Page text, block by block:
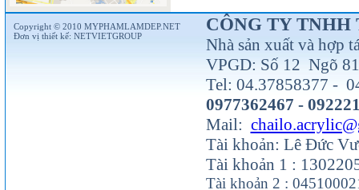
Copyright © 2010 MYPHAMLAMDEP.NET
Đơn vị thiết kế: NETVIETGROUP
CÔNG TY
Nhà sản xuất và hợp
VPGD: Số 12 Ngõ
Tel: 04.37858377 -
0977362467 -
Mail:
Tài khoản: Lê Đức
Tài khoản 1 :
Tài khoản 2 :